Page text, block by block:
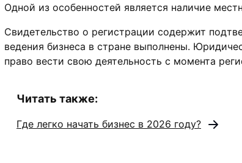
Одной из особенностей является наличие
Свидетельство о регистрации содержит
ведения бизнеса в стране выполнены.
право вести свою деятельность с момента
Читать также:
Где легко начать бизнес в 2026 году?